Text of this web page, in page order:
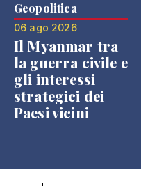
Geopolitica
06 ago 2026
Il Myanmar tra
la guerra civile e
gli interessi
strategici dei
Paesi vicini